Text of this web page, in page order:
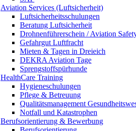
Aviation Services (Luftsicherheit)
Luftsicherheitsschulungen
Beratung Luftsicherheit
Drohnenführerschein / Aviation
Gefahrgut Luftfracht
Mieten & Tagen in Dreieich
DEKRA Aviation Tage
Sprengstoffspürhunde
HealthCare Training
Hygieneschulungen
Pflege & Betreuung
Qualitätsmanagement
Notfall und Katastrophen
Berufsorientierung & Bewerbung